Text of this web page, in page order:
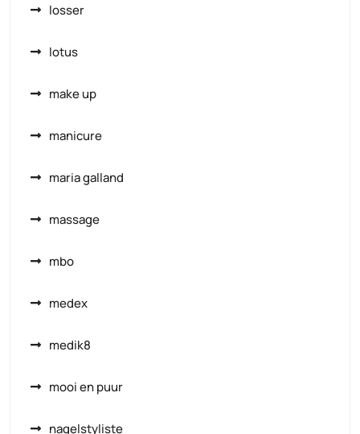
losser
lotus
make up
manicure
maria galland
massage
mbo
medex
medik8
mooi en puur
nagelstyliste